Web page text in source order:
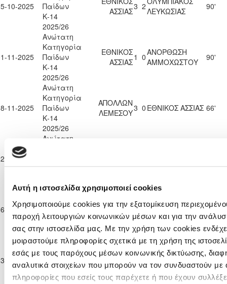
Αυτή η ιστοσελίδα χρησιμοποιεί cookies
Χρησιμοποιούμε cookies για την εξατομίκευση
παροχή λειτουργιών κοινωνικών μέσων και για την
σας στην ιστοσελίδα μας. Με την χρήση των cookies
μοιραστούμε πληροφορίες σχετικά με τη χρήση της
εσάς με τους παρόχους μέσων κοινωνικής δικτύωσης,
αναλυτικά στοιχείων που μπορούν να τον συνδυαστούν με
πληροφορίες που εσείς τους παρέχετε ή που έχουν
10-2025
Παίδων
Κ-14
2025/26
ΑΣΣΙΑΣ3 2ΛΕΥΚΩΣΙΑΣ
90'
11-2025
Ανώτατη
Κατηγορία
Παίδων
Κ-14
2025/26
ΕΘΝΙΚΟΣ
ΑΣΣΙΑΣ1 0ΑΝΟΡΘΩΣΗ
ΑΜΜΟΧΩΣΤΟΥ
90'
11-2025
Ανώτατη
Κατηγορία
Παίδων
Κ-14
2025/26
ΑΠΟΛΛΩΝ
ΛΕΜΕΣΟΥ3 0 ΕΘΝΙΚΟΣ ΑΣΣΙΑΣ 66'
11-2025
Ανώτατη
Κ-14
ΠΑΡΑΛΙΜΝΙΟΥ
12-2025
Ανώτατη
Κατηγορία
Παίδων
Κ-14
2025/26
ΕΘΝΙΚΟΣ
ΑΣΣΙΑΣ 3 0ΚΑΡΜΙΩΤΙΣΣΑ
ΠΟΛΕΜΙΔΙΩΝ
90'
12-2025
Ανώτατη
Κατηγορία
Παίδων
Κ-14
2025/26
ΟΜΟΝΟΙΑ
ΛΕΥΚΩΣΙΑΣ
ΕΘΝΙΚΟΣ ΑΣΣΙΑΣ 90'